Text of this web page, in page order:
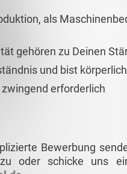
als
gehören zu Deinen
und bist
erforderlich
Bewerbung
oder schicke uns